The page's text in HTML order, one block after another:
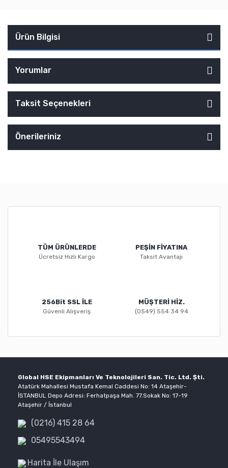
Ürün Bilgisi
Yorumlar
Taksit Seçenekleri
Önerileriniz
TÜM ÜRÜNLERDE
Ücretsiz Hızlı Kargo
PEŞİN FİYATINA
Taksit Avantajı
256Bit SSL İLE
Güvenli Alışveriş
MÜŞTERİ HİZ.
(0549) 554 34 94
Global HSE Ekipmanları Ve Teknolojileri San. Tic. Ltd. Şti.
Atatürk Mahallesi Mustafa Kemal Caddesi No: 14 Ataşehir-
İSTANBUL Depo Adresi: Ferhatpaşa Mah. 77.Sokak No: 17-19
Ataşehir / İstanbul
(0216) 415 28 64
05495543494
Harita İle Ulaşım